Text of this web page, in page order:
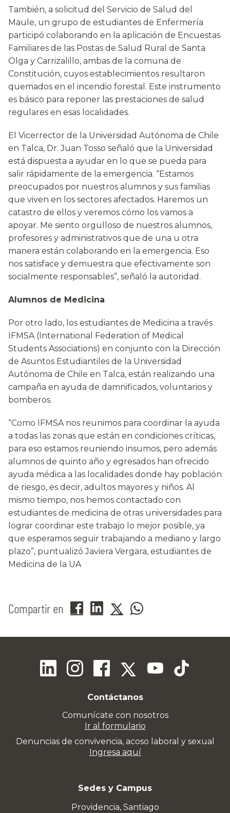
También, a solicitud del Servicio de Salud del
Maule, un grupo de estudiantes de Enfermería
participó colaborando en la aplicación de Encuestas
Familiares de las Postas de Salud Rural de Santa
Olga y Carrizalillo, ambas de la comuna de
Constitución, cuyos establecimientos resultaron
quemados en el incendio forestal. Este instrumento
es básico para reponer las prestaciones de salud
regulares en esas localidades.
El Vicerrector de la Universidad Autónoma de Chile
en Talca, Dr. Juan Tosso señaló que la Universidad
está dispuesta a ayudar en lo que se pueda para
salir rápidamente de la emergencia. “Estamos
preocupados por nuestros alumnos y sus familias
que viven en los sectores afectados. Haremos un
catastro de ellos y veremos cómo los vamos a
apoyar. Me siento orgulloso de nuestros alumnos,
profesores y administrativos que de una u otra
manera están colaborando en la emergencia. Eso
nos satisface y demuestra que efectivamente son
socialmente responsables”, señaló la autoridad.
Alumnos de Medicina
Por otro lado, los estudiantes de Medicina a través
IFMSA (International Federation of Medical
Students Associations) en conjunto con la Dirección
de Asuntos Estudiantiles de la Universidad
Autónoma de Chile en Talca, están realizando una
campaña en ayuda de damnificados, voluntarios y
bomberos.
“Como IFMSA nos reunimos para coordinar la ayuda
a todas las zonas que están en condiciones críticas,
para eso estamos reuniendo insumos, pero además
alumnos de quinto año y egresados han ofrecido
ayuda médica a las localidades donde hay población
de riesgo, es decir, adultos mayores y niños. Al
mismo tiempo, nos hemos contactado con
estudiantes de medicina de otras universidades para
lograr coordinar este trabajo lo mejor posible, ya
que esperamos seguir trabajando a mediano y largo
plazo”, puntualizó Javiera Vergara, estudiantes de
Medicina de la UA
Compartir en
Contáctanos
Comunícate con nosotros
Ir al formulario
Denuncias de convivencia, acoso laboral y sexual
Ingresa aquí
Sedes y Campus
Providencia, Santiago